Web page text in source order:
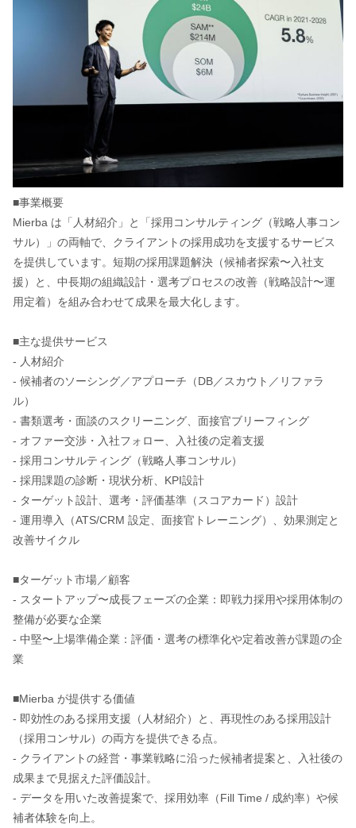
■事業概要
Mierba は「人材紹介」と「採用コンサルティング（戦略人事コン
サル）」の両軸で、クライアントの採用成功を支援するサービス
を提供しています。短期の採用課題解決（候補者探索〜入社支
援）と、中長期の組織設計・選考プロセスの改善（戦略設計〜運
用定着）を組み合わせて成果を最大化します。
■主な提供サービス
- 人材紹介
- 候補者のソーシング／アプローチ（DB／スカウト／リファラ
ル）
- 書類選考・面談のスクリーニング、面接官ブリーフィング
- オファー交渉・入社フォロー、入社後の定着支援
- 採用コンサルティング（戦略人事コンサル）
- 採用課題の診断・現状分析、KPI設計
- ターゲット設計、選考・評価基準（スコアカード）設計
- 運用導入（ATS/CRM 設定、面接官トレーニング）、効果測定と
改善サイクル
■ターゲット市場／顧客
- スタートアップ〜成長フェーズの企業：即戦力採用や採用体制の
整備が必要な企業
- 中堅〜上場準備企業：評価・選考の標準化や定着改善が課題の企
業
■Mierba が提供する価値
- 即効性のある採用支援（人材紹介）と、再現性のある採用設計
（採用コンサル）の両方を提供できる点。
- クライアントの経営・事業戦略に沿った候補者提案と、入社後の
成果まで見据えた評価設計。
- データを用いた改善提案で、採用効率（Fill Time / 成約率）や候
補者体験を向上。